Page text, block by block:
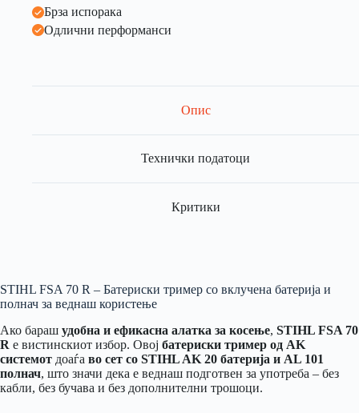
Брза испорака
Одлични перформанси
Опис
Технички податоци
Критики
STIHL FSA 70 R – Батериски тример со вклучена батерија и
полнач за веднаш користење
Ако бараш удобна и ефикасна алатка за косење, STIHL FSA 70
R е вистинскиот избор. Овој батериски тример од AK
системот доаѓа во сет со STIHL AK 20 батерија и AL 101
полнач, што значи дека е веднаш подготвен за употреба – без
кабли, без бучава и без дополнителни трошоци.